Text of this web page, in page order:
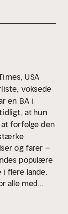
USA
voksede
en BA i
at hun
forfølge den
og farer –
flere lande.
alle med
og med